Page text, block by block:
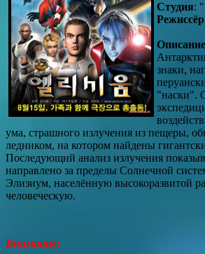
Студия:
Описание
знаки,
"наски".
ума, страшного излучения из пещеры,
ледником, на котором найдены
Последующий анализ излучения
направлено за пределы Солнечной
Элизиум, населённую высокоразвитой
человеческую.
Внимание: